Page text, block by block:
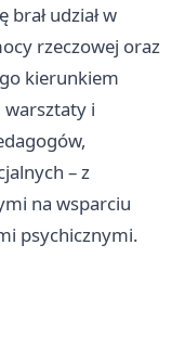
udział w
rzeczowej oraz
kierunkiem
warsztaty i
– z
na wsparciu
psychicznymi.